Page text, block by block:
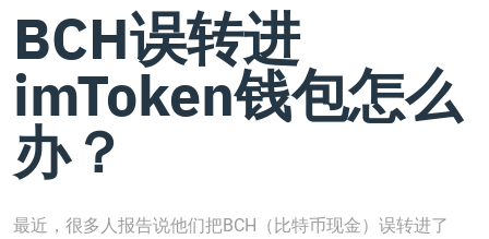
BCH误转进
imToken钱包怎么
办？
最近，很多人报告说他们把BCH（比特币现金）误转进了